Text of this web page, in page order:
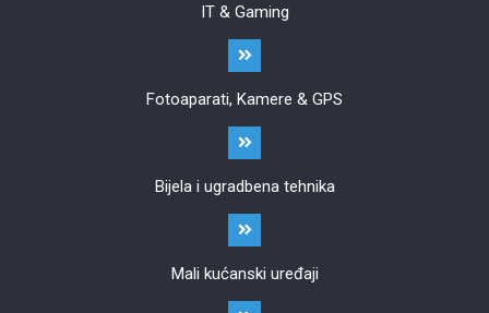
IT & Gaming
Fotoaparati, Kamere & GPS
Bijela i ugradbena tehnika
Mali kućanski uređaji